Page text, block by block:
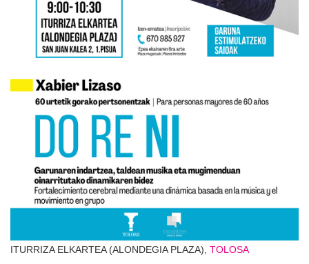
ITURRIZA ELKARTEA (ALONDEGIA PLAZA), TOLOSA